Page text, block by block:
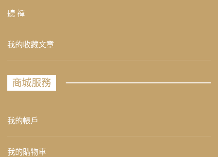
聽 禪
我的收藏文章
商城服務
我的帳戶
我的購物車